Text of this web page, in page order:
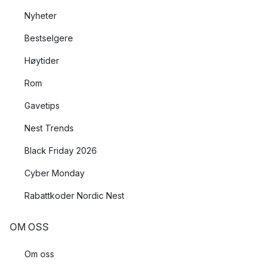
Nyheter
Bestselgere
Høytider
Rom
Gavetips
Nest Trends
Black Friday 2026
Cyber Monday
Rabattkoder Nordic Nest
OM OSS
Om oss